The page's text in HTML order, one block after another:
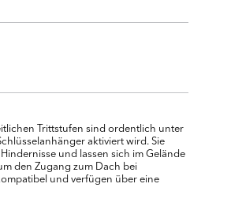
Trittstufen sind ordentlich unter
aktiviert wird. Sie
und lassen sich im Gelände
den Zugang zum Dach bei
und verfügen über eine